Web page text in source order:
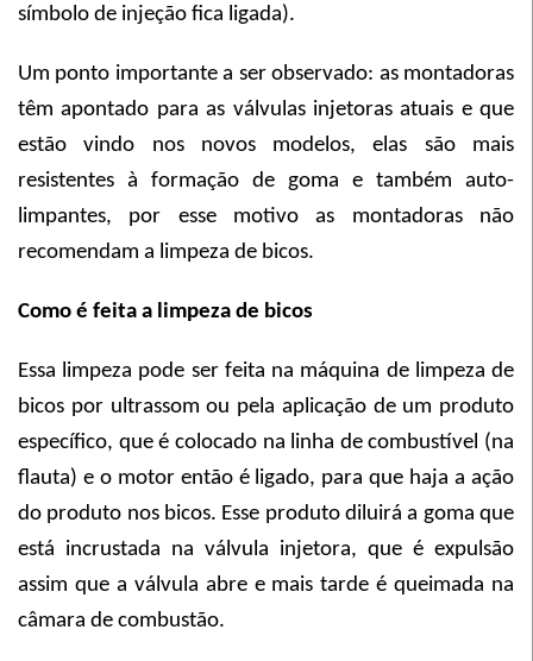
símbolo de injeção fica ligada).
Um ponto importante a ser observado: as montadoras
têm apontado para as válvulas injetoras atuais e que
estão vindo nos novos modelos, elas são mais
resistentes à formação de goma e também auto-
limpantes, por esse motivo as montadoras não
recomendam a limpeza de bicos.
Como é feita a limpeza de bicos
Essa limpeza pode ser feita na máquina de limpeza de
bicos por ultrassom ou pela aplicação de um produto
específico, que é colocado na linha de combustível (na
flauta) e o motor então é ligado, para que haja a ação
do produto nos bicos. Esse produto diluirá a goma que
está incrustada na válvula injetora, que é expulsão
assim que a válvula abre e mais tarde é queimada na
câmara de combustão.